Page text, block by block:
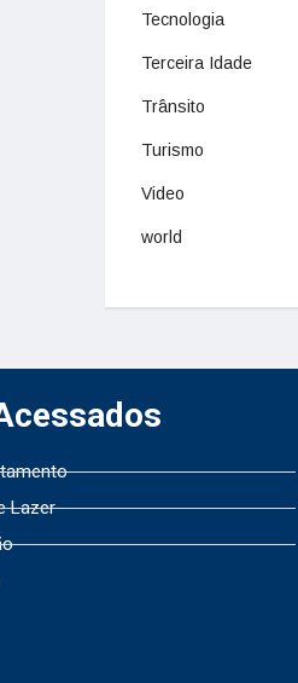
Tecnologia
Terceira Idade
Trânsito
Turismo
Video
world
Lazer